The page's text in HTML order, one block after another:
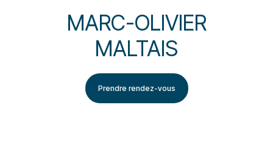
MARC-OLIVIER
MALTAIS
Prendre rendez-vous